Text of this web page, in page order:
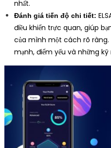
nhất.
Đánh giá tiến độ chi tiết:
điều khiển trực quan, giúp
của mình một cách rõ ràng.
mạnh, điểm yếu và những kỹ